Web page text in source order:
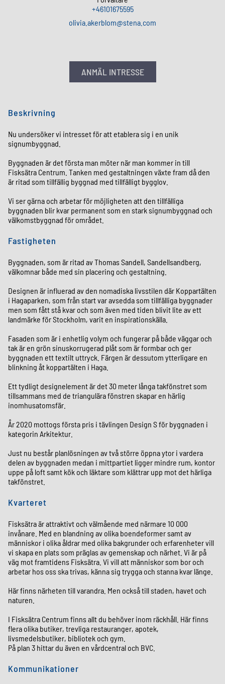
+46101675595
olivia akerblom@stena com
ANMÄL INTRESSE
Beskrivning
Nu undersöker vi intresset för att etablera sig i en unik
signumbyggnad.
Byggnaden är det första man möter när man kommer in till
Fisksätra Centrum. Tanken med gestaltningen växte fram då den
är ritad som tillfällig byggnad med tillfälligt bygglov.
Vi ser gärna och arbetar för möjligheten att den tillfälliga
byggnaden blir kvar permanent som en stark signumbyggnad och
välkomstbyggnad för området.
Fastigheten
Byggnaden, som är ritad av Thomas Sandell, Sandellsandberg,
välkomnar både med sin placering och gestaltning.
Designen är influerad av den nomadiska livsstilen där Koppartälten
i Hagaparken, som från start var avsedda som tillfälliga byggnader
men som fått stå kvar och som även med tiden blivit lite av ett
landmärke för Stockholm, varit en inspirationskälla.
Fasaden som är i enhetlig volym och fungerar på både väggar och
tak är en grön sinuskorrugerad plåt som är formbar och ger
byggnaden ett textilt uttryck. Färgen är dessutom ytterligare en
blinkning åt koppartälten i Haga.
Ett tydligt designelement är det 30 meter långa takfönstret som
tillsammans med de triangulära fönstren skapar en härlig
inomhusatomsfär.
År 2020 mottogs första pris i tävlingen Design S för byggnaden i
kategorin Arkitektur.
Just nu består planlösningen av två större öppna ytor i vardera
delen av byggnaden medan i mittpartiet ligger mindre rum, kontor
uppe på loft samt kök och läktare som klättrar upp mot det härliga
takfönstret.
Kvarteret
Fisksätra är attraktivt och välmående med närmare 10 000
invånare. Med en blandning av olika boendeformer samt av
människor i olika åldrar med olika bakgrunder och erfarenheter vill
vi skapa en plats som präglas av gemenskap och närhet. Vi är på
väg mot framtidens Fisksätra. Vi vill att människor som bor och
arbetar hos oss ska trivas, känna sig trygga och stanna kvar länge.
Här finns närheten till varandra. Men också till staden, havet och
naturen.
I Fisksätra Centrum finns allt du behöver inom räckhåll. Här finns
flera olika butiker, trevliga restauranger, apotek,
livsmedelsbutiker, bibliotek och gym.
På plan 3 hittar du även en vårdcentral och BVC.
Kommunikationer